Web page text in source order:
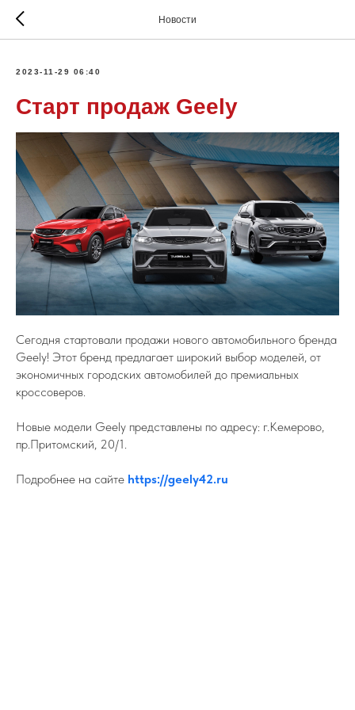
Новости
2023-11-29 06:40
Старт продаж Geely
Сегодня стартовали продажи нового автомобильного бренда
Geely! Этот бренд предлагает широкий выбор моделей, от
экономичных городских автомобилей до премиальных
кроссоверов.
Новые модели Geely представлены по адресу: г.Кемерово,
пр.Притомский, 20/1.
Подробнее на сайте https://geely42.ru